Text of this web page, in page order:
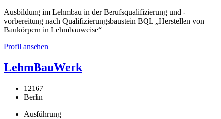
Ausbildung im Lehmbau in der Berufsqualifizierung und -
vorbereitung nach Qualifizierungsbaustein BQL „Herstellen von
Baukörpern in Lehmbauweise“
Profil ansehen
LehmBauWerk
12167
Berlin
Ausführung